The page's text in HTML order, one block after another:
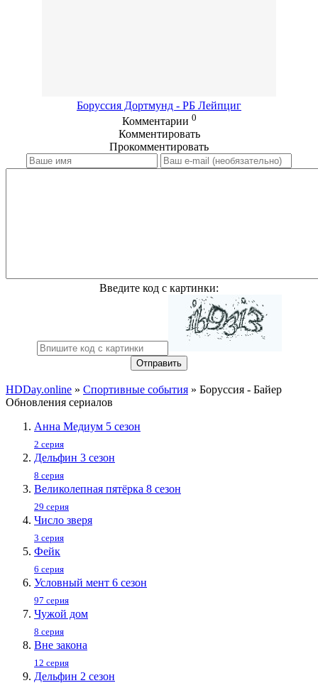
Боруссия Дортмунд - РБ Лейпциг
Комментарии 0
Комментировать
Прокомментировать
Введите код с картинки:
Отправить
HDDay.online » Спортивные события » Боруссия - Байер
Обновления сериалов
Анна Медиум 5 сезон
2 серия
Дельфин 3 сезон
8 серия
Великолепная пятёрка 8 сезон
29 серия
Число зверя
3 серия
Фейк
6 серия
Условный мент 6 сезон
97 серия
Чужой дом
8 серия
Вне закона
12 серия
Дельфин 2 сезон